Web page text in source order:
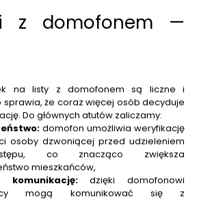
z domofonem —
na listy z domofonem są liczne i
sprawia, że coraz więcej osób decyduje
Do głównych atutów zaliczamy:
domofon umożliwia weryfikację
osoby dzwoniącej przed udzieleniem
co znacząco zwiększa
mieszkańców,
komunikację:dzięki domofonowi
mogą komunikować się z